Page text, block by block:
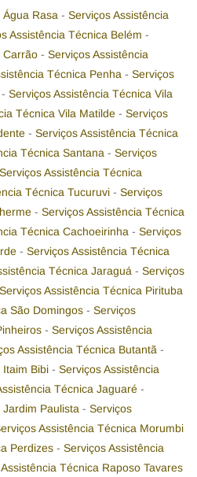
Rasa - Serviços Assistência
Assistência Técnica Belém -
Carrão - Serviços Assistência
Técnica Penha - Serviços
- Serviços Assistência Técnica Vila
Técnica Vila Matilde - Serviços
- Serviços Assistência Técnica
Técnica Santana - Serviços
Serviços Assistência Técnica
Técnica Tucuruvi - Serviços
- Serviços Assistência Técnica
Técnica Cachoeirinha - Serviços
- Serviços Assistência Técnica
Técnica Jaraguá - Serviços
Serviços Assistência Técnica Pirituba
São Domingos - Serviços
- Serviços Assistência
Assistência Técnica Butantã -
Itaim Bibi - Serviços Assistência
Técnica Jaguaré -
Paulista - Serviços
Assistência Técnica Morumbi
Perdizes - Serviços Assistência
Técnica Raposo Tavares